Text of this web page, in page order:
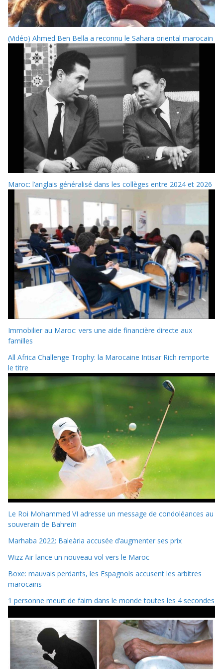
(Vidéo) Ahmed Ben Bella a reconnu le Sahara oriental marocain
Maroc: l’anglais généralisé dans les collèges entre 2024 et 2026
Immobilier au Maroc: vers une aide financière directe aux
familles
All Africa Challenge Trophy: la Marocaine Intisar Rich remporte
le titre
Le Roi Mohammed VI adresse un message de condoléances au
souverain de Bahreïn
Marhaba 2022: Baleària accusée d’augmenter ses prix
Wizz Air lance un nouveau vol vers le Maroc
Boxe: mauvais perdants, les Espagnols accusent les arbitres
marocains
1 personne meurt de faim dans le monde toutes les 4 secondes